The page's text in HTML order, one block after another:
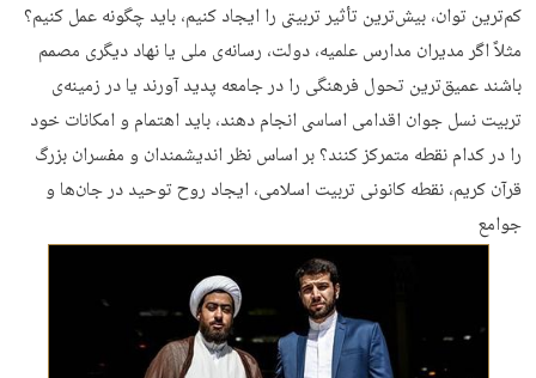
کم‌ترین توان، بیش‌ترین تأثیر تربیتی را ایجاد کنیم، باید چگونه عمل کنیم؟
مثلاً اگر مدیران مدارس علمیه، دولت، رسانه‌ی ملی یا نهاد دیگری مصمم
باشند عمیق‌ترین تحول فرهنگی را در جامعه پدید آورند یا در زمینه‌ی
تربیت نسل جوان اقدامی اساسی انجام دهند، باید اهتمام و امکانات خود
را در کدام نقطه متمرکز کنند؟ بر اساس نظر اندیشمندان و مفسران بزرگ
قرآن کریم، نقطه کانونی تربیت اسلامی، ایجاد روح توحید در جان‌ها و
جوامع